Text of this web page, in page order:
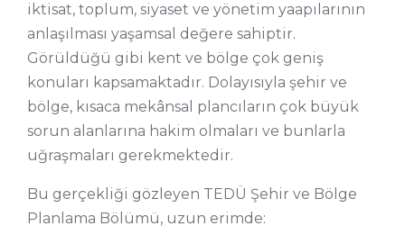
iktisat, toplum, siyaset ve yönetim yaapılarının
anlaşılması yaşamsal değere sahiptir.
Görüldüğü gibi kent ve bölge çok geniş
konuları kapsamaktadır. Dolayısıyla şehir ve
bölge, kısaca mekânsal plancıların çok büyük
sorun alanlarına hakim olmaları ve bunlarla
uğraşmaları gerekmektedir.
Bu gerçekliği gözleyen TEDÜ Şehir ve Bölge
Planlama Bölümü, uzun erimde: